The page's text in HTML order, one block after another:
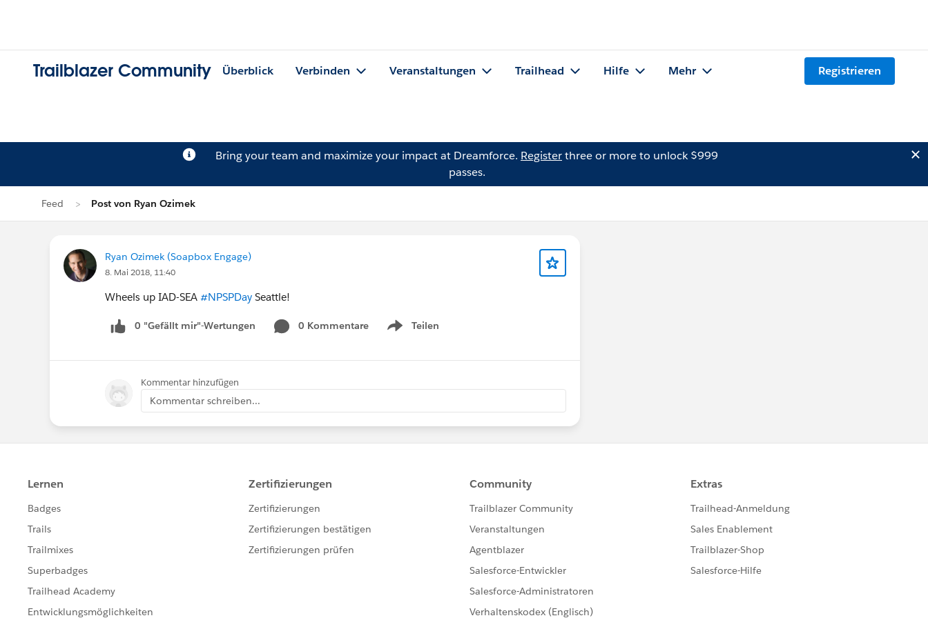
Trailblazer Community Überblick Verbinden Veranstaltungen Trailhead Hilfe Mehr Registrieren
Bring your team and maximize your impact at Dreamforce. Registerthree or more to unlock $999
passes.
Feed Post von Ryan Ozimek
Ryan Ozimek (Soapbox Engage)
8. Mai 2018, 11:40
Wheels up IAD-SEA #NPSPDay Seattle!
0 "Gefällt mir"-Wertungen 0 Kommentare Teilen
Show menu
Kommentar hinzufügen
Kommentar schreiben...